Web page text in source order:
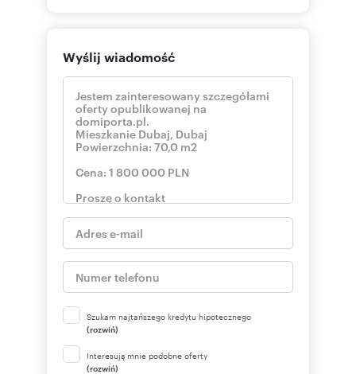
Wyślij wiadomość
Szukam najtańszego kredytu hipotecznego
(rozwiń)
Interesują mnie podobne oferty
(rozwiń)